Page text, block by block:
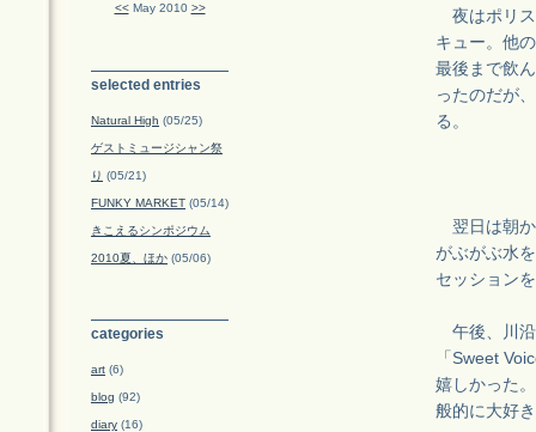
夜はポリス
キュー。他
最後まで飲
ったのだが
る。
翌日は朝か
がぶがぶ水
セッション
午後、川沿
「Sweet
嬉しかった
般的に大好
<<May 2010 >>
selected entries
Natural High (05/25)
ゲストミュージシャン祭
り (05/21)
FUNKY MARKET (05/14)
きこえるシンポジウム
2010夏、ほか (05/06)
categories
art (6)
blog (92)
diary (16)